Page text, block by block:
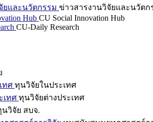
ยและนวัตกรรม ข่าวสารงานวิจัยและนวัตก
Hub CU Social Innovation Hub
CU-Daily Research
ทศ ทุนวิจัยในประเทศ
เทศ ทุนวิจัยต่างประเทศ
วิจัย สบจ.